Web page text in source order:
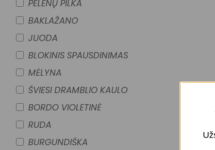
PELENŲ PILKA
BAKLAŽANO
JUODA
BLOKINIS SPAUSDINIMAS
MĖLYNA
ŠVIESI DRAMBLIO KAULO
BORDO VIOLETINĖ
RUDA
BURGUNDIŠKA